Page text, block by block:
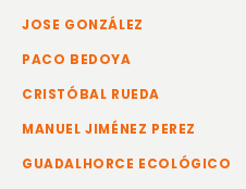
JOSE GONZÁLEZ
PACO BEDOYA
CRISTÓBAL RUEDA
MANUEL JIMÉNEZ PEREZ
GUADALHORCE ECOLÓGICO